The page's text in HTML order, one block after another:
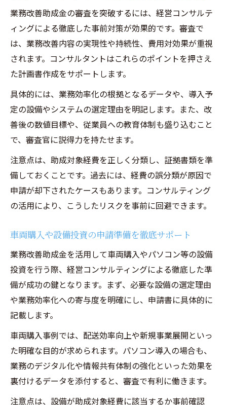
業務改善助成金の審査を突破するには、経営コンサルテ
ィングによる徹底した事前対策が効果的です。審査で
は、業務改善内容の実現性や持続性、費用対効果が重視
されます。コンサルタントはこれらのポイントを押さえ
た計画書作成をサポートします。
具体的には、業務効率化の根拠となるデータや、導入予
定の設備やシステムの選定理由を明記します。また、改
善後の数値目標や、従業員への教育体制も盛り込むこと
で、審査官に説得力を持たせます。
注意点は、助成対象経費を正しく分類し、証拠書類を準
備しておくことです。過去には、経費の誤分類が原因で
申請が却下されたケースもあります。コンサルティング
の活用により、こうしたリスクを事前に回避できます。
車両購入や設備投資の申請準備を徹底サポート
業務改善助成金を活用して車両購入やパソコン等の設備
投資を行う際、経営コンサルティングによる徹底した準
備が成功の鍵となります。まず、必要な設備の選定理由
や業務効率化への寄与度を明確にし、申請書に具体的に
記載します。
車両購入事例では、配送効率向上や新規事業展開といっ
た明確な目的が求められます。パソコン導入の場合も、
業務のデジタル化や情報共有体制の強化といった効果を
裏付けるデータを添付すると、審査で有利に働きます。
注意点は、設備が助成対象経費に該当するか事前確認